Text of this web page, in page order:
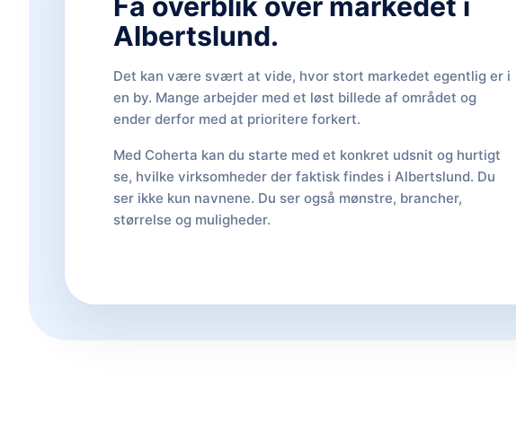
Albertslund.
Det kan være svært at vide, hvor stort markedet egentlig er i
en by. Mange arbejder med et løst billede af området og
ender derfor med at prioritere forkert.
Med Coherta kan du starte med et konkret udsnit og hurtigt
se, hvilke virksomheder der faktisk findes i Albertslund. Du
ser ikke kun navnene. Du ser også mønstre, brancher,
størrelse og muligheder.